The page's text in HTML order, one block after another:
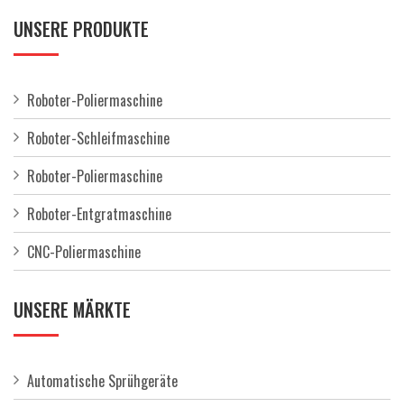
UNSERE PRODUKTE
Roboter-Poliermaschine
Roboter-Schleifmaschine
Roboter-Poliermaschine
Roboter-Entgratmaschine
CNC-Poliermaschine
UNSERE MÄRKTE
Automatische Sprühgeräte